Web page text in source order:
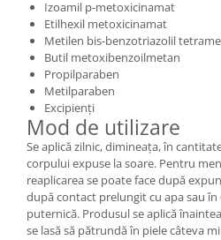
Izoamil p-metoxicinamat
Etilhexil metoxicinamat
Metilen bis-benzotriazolil
Butil metoxibenzoilmetan
Propilparaben
Metilparaben
Excipienți
Mod de utilizare
Se aplică zilnic, dimineața, în
corpului expuse la soare. Pentru
reaplicarea se poate face după
după contact prelungit cu apa sau
puternică. Produsul se aplică
se lasă să pătrundă în piele câteva